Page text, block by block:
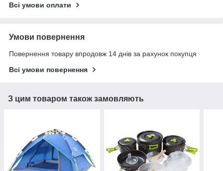
Всі умови оплати
Умови повернення
Повернення товару впродовж 14 днів за рахунок покупця
Всі умови повернення
З цим товаром також замовляють